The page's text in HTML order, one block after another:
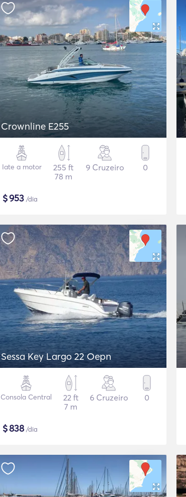
Crownline E255
Iate a motor
255 ft
78 m
9 Cruzeiro 0
$953 /dia
Sessa Key Largo 22 Oepn
Consola Central
22 ft
7 m
6 Cruzeiro 0
$838/dia